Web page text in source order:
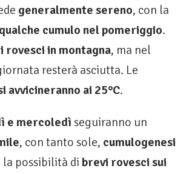
generalmente sereno, con la
qualche cumulo nel pomeriggio.
rovesci in montagna, ma nel
resterà asciutta. Le
avvicineranno ai 25°C.
e mercoledì seguiranno un
, con tanto sole, cumulogenesi
la possibilità di brevi rovesci sui